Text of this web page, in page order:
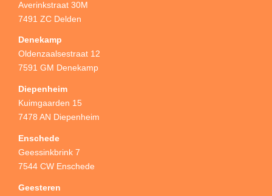
Averinkstraat 30M
7491 ZC Delden
Denekamp
Oldenzaalsestraat 12
7591 GM Denekamp
Diepenheim
Kuimgaarden 15
7478 AN Diepenheim
Enschede
Geessinkbrink 7
7544 CW Enschede
Geesteren